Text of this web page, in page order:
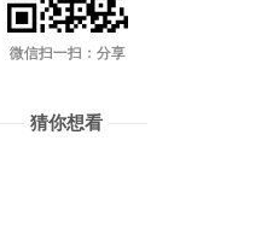
微信扫一扫：分享
猜你想看